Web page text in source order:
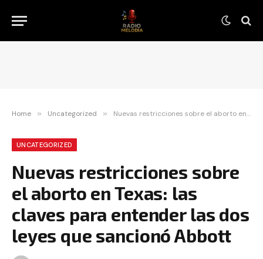
Home » Uncategorized » Nuevas restricciones sobre el aborto en Texas: las claves para entender las dos leyes que sancionó Abbott
UNCATEGORIZED
Nuevas restricciones sobre
el aborto en Texas: las
claves para entender las dos
leyes que sancionó Abbott